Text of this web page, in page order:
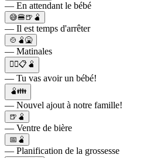
— En attendant le bébé
😅🍔🍺🫄
— Il est temps d'arrêter
🍲🫄🤮
— Matinales
👩‍⚕️📋🫄
— Tu vas avoir un bébé!
🫄👪
— Nouvel ajout à notre famille!
🍺🫄
— Ventre de bière
📅🫄
— Planification de la grossesse